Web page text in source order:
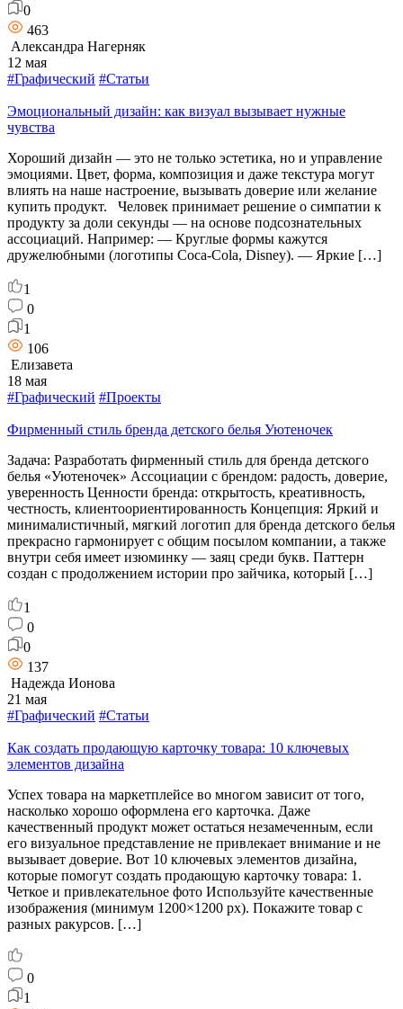
0
463
Александра Нагерняк
12 мая
#Графический #Статьи
Эмоциональный дизайн: как визуал вызывает нужные
чувства
Хороший дизайн — это не только эстетика, но и управление
эмоциями. Цвет, форма, композиция и даже текстура могут
влиять на наше настроение, вызывать доверие или желание
купить продукт. Человек принимает решение о симпатии к
продукту за доли секунды — на основе подсознательных
ассоциаций. Например: — Круглые формы кажутся
дружелюбными (логотипы Coca-Cola, Disney). — Яркие […]
1
0
1
106
Елизавета
18 мая
#Графический #Проекты
Фирменный стиль бренда детского белья Уютеночек
Задача: Разработать фирменный стиль для бренда детского
белья «Уютеночек» Ассоциации с брендом: радость, доверие,
уверенность Ценности бренда: открытость, креативность,
честность, клиентоориентированность Концепция: Яркий и
минималистичный, мягкий логотип для бренда детского белья
прекрасно гармонирует с общим посылом компании, а также
внутри себя имеет изюминку — заяц среди букв. Паттерн
создан с продолжением истории про зайчика, который […]
1
0
0
137
Надежда Ионова
21 мая
#Графический #Статьи
Как создать продающую карточку товара: 10 ключевых
элементов дизайна
Успех товара на маркетплейсе во многом зависит от того,
насколько хорошо оформлена его карточка. Даже
качественный продукт может остаться незамеченным, если
его визуальное представление не привлекает внимание и не
вызывает доверие. Вот 10 ключевых элементов дизайна,
которые помогут создать продающую карточку товара: 1.
Четкое и привлекательное фото Используйте качественные
изображения (минимум 1200×1200 px). Покажите товар с
разных ракурсов. […]
0
1